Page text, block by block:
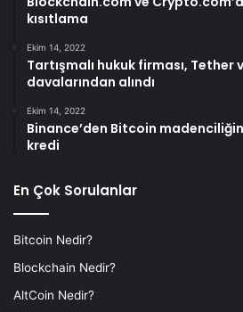
kısıtlama
Ekim 14, 2022
Tartışmalı hukuk firması, Tether
davalarından alındı
Ekim 14, 2022
Binance’den Bitcoin
kredi
En Çok Sorulanlar
Bitcoin Nedir?
Blockchain Nedir?
AltCoin Nedir?